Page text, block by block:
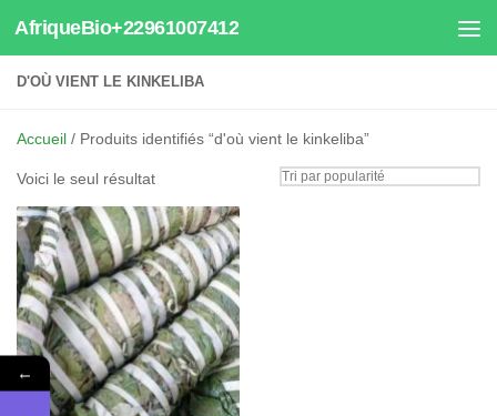
Au dessous du contenu
AfriqueBio+22961007412
D'OÙ VIENT LE KINKELIBA
Accueil / Produits identifiés “d'où vient le kinkeliba”
Voici le seul résultat
←